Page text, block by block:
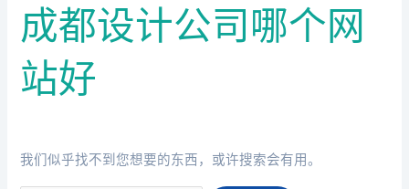
成都设计公司哪个网
站好
我们似乎找不到您想要的东西，或许搜索会有用。